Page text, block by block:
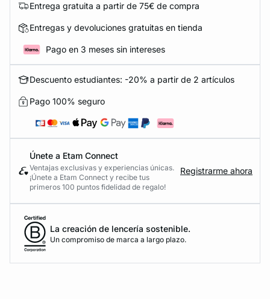
Entrega gratuita a partir de 75€ de compra
Entregas y devoluciones gratuitas en tienda
Pago en 3 meses sin intereses
Descuento estudiantes: -20% a partir de 2 artículos
Pago 100% seguro
Únete a Etam Connect
Ventajas exclusivas y experiencias únicas.
¡Únete a Etam Connect y recibe tus
primeros 100 puntos fidelidad de regalo!
Registrarme ahora
La creación de lencería sostenible.
Un compromiso de marca a largo plazo.